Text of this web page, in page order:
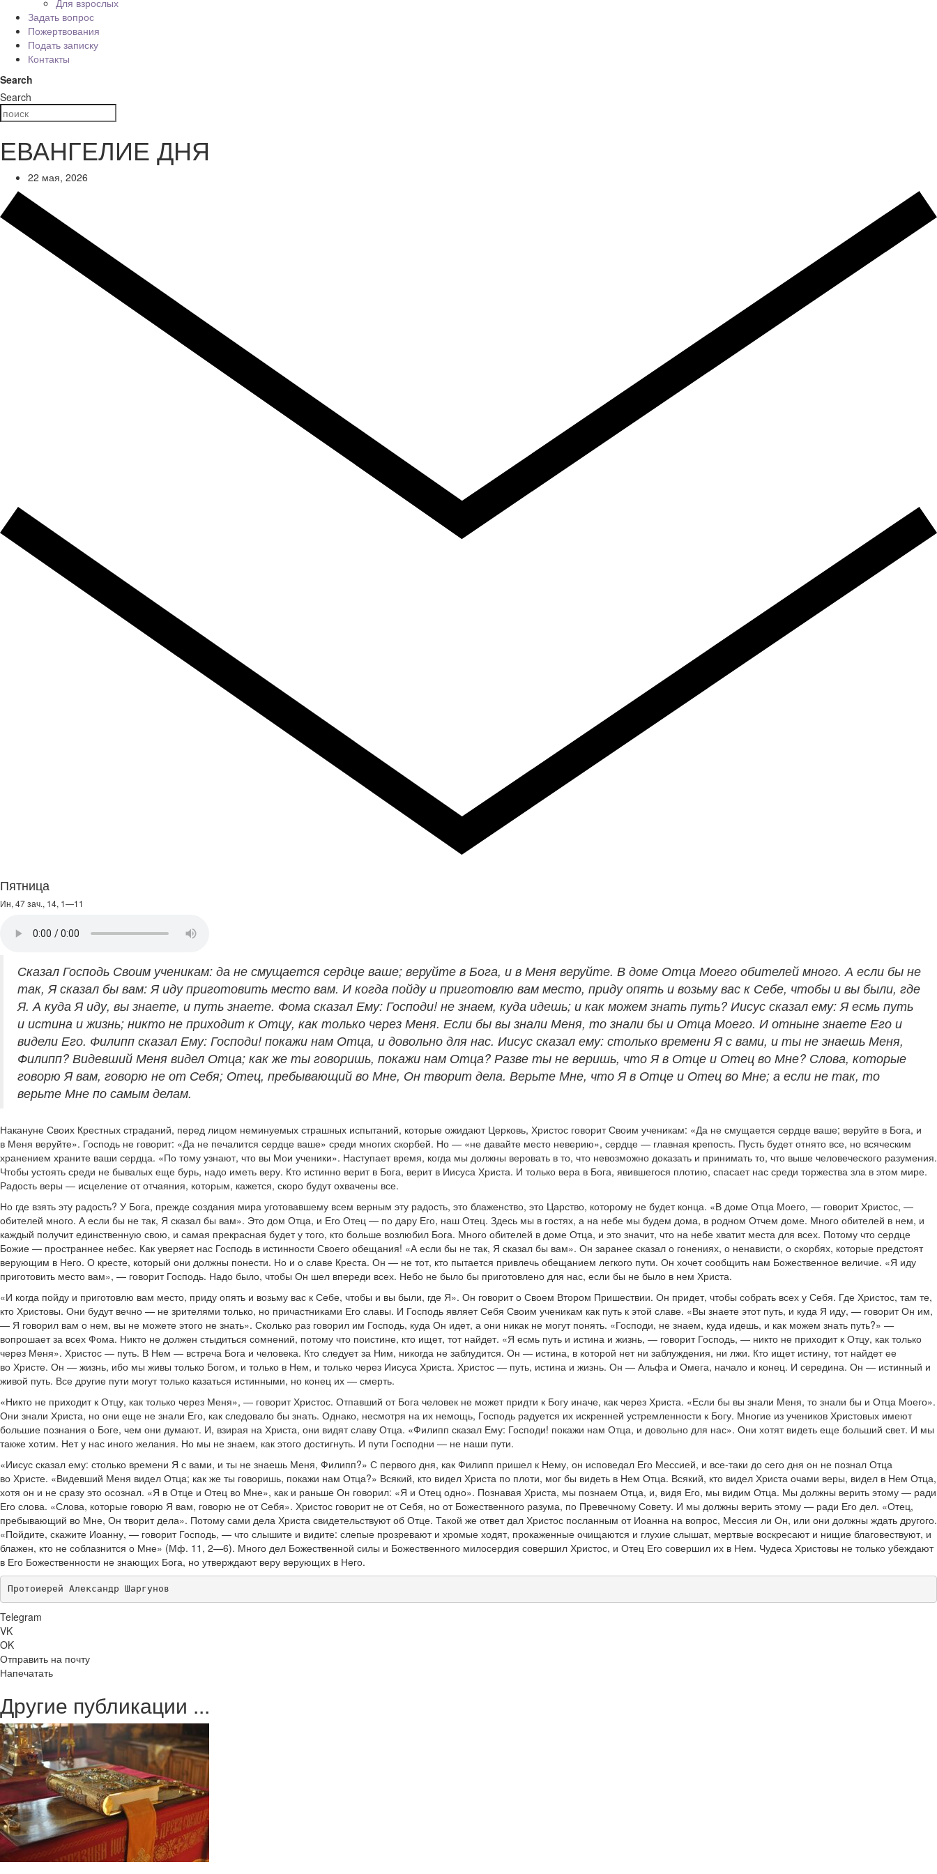
Для взрослых
Задать вопрос
Пожертвования
Подать записку
Контакты
Search
Search
ЕВАНГЕЛИЕ ДНЯ
22 мая, 2026
Пятница
Ин, 47 зач., 14, 1—11
Сказал Господь Своим ученикам: да не смущается сердце ваше; веруйте в Бога, и в Меня веруйте. В доме Отца Моего обителей много. А если бы не
так, Я сказал бы вам: Я иду приготовить место вам. И когда пойду и приготовлю вам место, приду опять и возьму вас к Себе, чтобы и вы были, где
Я. А куда Я иду, вы знаете, и путь знаете. Фома сказал Ему: Господи! не знаем, куда идешь; и как можем знать путь? Иисус сказал ему: Я есмь путь
и истина и жизнь; никто не приходит к Отцу, как только через Меня. Если бы вы знали Меня, то знали бы и Отца Моего. И отныне знаете Его и
видели Его. Филипп сказал Ему: Господи! покажи нам Отца, и довольно для нас. Иисус сказал ему: столько времени Я с вами, и ты не знаешь Меня,
Филипп? Видевший Меня видел Отца; как же ты говоришь, покажи нам Отца? Разве ты не веришь, что Я в Отце и Отец во Мне? Слова, которые
говорю Я вам, говорю не от Себя; Отец, пребывающий во Мне, Он творит дела. Верьте Мне, что Я в Отце и Отец во Мне; а если не так, то
верьте Мне по самым делам.
Накануне Своих Крестных страданий, перед лицом неминуемых страшных испытаний, которые ожидают Церковь, Христос говорит Своим ученикам: «Да не смущается сердце ваше; веруйте в Бога, и
в Меня веруйте». Господь не говорит: «Да не печалится сердце ваше» среди многих скорбей. Но — «не давайте место неверию», сердце — главная крепость. Пусть будет отнято все, но всяческим
хранением храните ваши сердца. «По тому узнают, что вы Мои ученики». Наступает время, когда мы должны веровать в то, что невозможно доказать и принимать то, что выше человеческого разумения.
Чтобы устоять среди не бывалых еще бурь, надо иметь веру. Кто истинно верит в Бога, верит в Иисуса Христа. И только вера в Бога, явившегося плотию, спасает нас среди торжества зла в этом мире.
Радость веры — исцеление от отчаяния, которым, кажется, скоро будут охвачены все.
Но где взять эту радость? У Бога, прежде создания мира уготовавшему всем верным эту радость, это блаженство, это Царство, которому не будет конца. «В доме Отца Моего, — говорит Христос, —
обителей много. А если бы не так, Я сказал бы вам». Это дом Отца, и Его Отец — по дару Его, наш Отец. Здесь мы в гостях, а на небе мы будем дома, в родном Отчем доме. Много обителей в нем, и
каждый получит единственную свою, и самая прекрасная будет у того, кто больше возлюбил Бога. Много обителей в доме Отца, и это значит, что на небе хватит места для всех. Потому что сердце
Божие — пространнее небес. Как уверяет нас Господь в истинности Своего обещания! «А если бы не так, Я сказал бы вам». Он заранее сказал о гонениях, о ненависти, о скорбях, которые предстоят
верующим в Него. О кресте, который они должны понести. Но и о славе Креста. Он — не тот, кто пытается привлечь обещанием легкого пути. Он хочет сообщить нам Божественное величие. «Я иду
приготовить место вам», — говорит Господь. Надо было, чтобы Он шел впереди всех. Небо не было бы приготовлено для нас, если бы не было в нем Христа.
«И когда пойду и приготовлю вам место, приду опять и возьму вас к Себе, чтобы и вы были, где Я». Он говорит о Своем Втором Пришествии. Он придет, чтобы собрать всех у Себя. Где Христос, там те,
кто Христовы. Они будут вечно — не зрителями только, но причастниками Его славы. И Господь являет Себя Своим ученикам как путь к этой славе. «Вы знаете этот путь, и куда Я иду, — говорит Он им,
— Я говорил вам о нем, вы не можете этого не знать». Сколько раз говорил им Господь, куда Он идет, а они никак не могут понять. «Господи, не знаем, куда идешь, и как можем знать путь?» —
вопрошает за всех Фома. Никто не должен стыдиться сомнений, потому что поистине, кто ищет, тот найдет. «Я есмь путь и истина и жизнь, — говорит Господь, — никто не приходит к Отцу, как только
через Меня». Христос — путь. В Нем — встреча Бога и человека. Кто следует за Ним, никогда не заблудится. Он — истина, в которой нет ни заблуждения, ни лжи. Кто ищет истину, тот найдет ее
во Христе. Он — жизнь, ибо мы живы только Богом, и только в Нем, и только через Иисуса Христа. Христос — путь, истина и жизнь. Он — Альфа и Омега, начало и конец. И середина. Он — истинный и
живой путь. Все другие пути могут только казаться истинными, но конец их — смерть.
«Никто не приходит к Отцу, как только через Меня», — говорит Христос. Отпавший от Бога человек не может придти к Богу иначе, как через Христа. «Если бы вы знали Меня, то знали бы и Отца Моего».
Они знали Христа, но они еще не знали Его, как следовало бы знать. Однако, несмотря на их немощь, Господь радуется их искренней устремленности к Богу. Многие из учеников Христовых имеют
большие познания о Боге, чем они думают. И, взирая на Христа, они видят славу Отца. «Филипп сказал Ему: Господи! покажи нам Отца, и довольно для нас». Они хотят видеть еще больший свет. И мы
также хотим. Нет у нас иного желания. Но мы не знаем, как этого достигнуть. И пути Господни — не наши пути.
«Иисус сказал ему: столько времени Я с вами, и ты не знаешь Меня, Филипп?» С первого дня, как Филипп пришел к Нему, он исповедал Его Мессией, и все-таки до сего дня он не познал Отца
во Христе. «Видевший Меня видел Отца; как же ты говоришь, покажи нам Отца?» Всякий, кто видел Христа по плоти, мог бы видеть в Нем Отца. Всякий, кто видел Христа очами веры, видел в Нем Отца,
хотя он и не сразу это осознал. «Я в Отце и Отец во Мне», как и раньше Он говорил: «Я и Отец одно». Познавая Христа, мы познаем Отца, и, видя Его, мы видим Отца. Мы должны верить этому — ради
Его слова. «Слова, которые говорю Я вам, говорю не от Себя». Христос говорит не от Себя, но от Божественного разума, по Превечному Совету. И мы должны верить этому — ради Его дел. «Отец,
пребывающий во Мне, Он творит дела». Потому сами дела Христа свидетельствуют об Отце. Такой же ответ дал Христос посланным от Иоанна на вопрос, Мессия ли Он, или они должны ждать другого.
«Пойдите, скажите Иоанну, — говорит Господь, — что слышите и видите: слепые прозревают и хромые ходят, прокаженные очищаются и глухие слышат, мертвые воскресают и нищие благовествуют, и
блажен, кто не соблазнится о Мне» (Мф. 11, 2—6). Много дел Божественной силы и Божественного милосердия совершил Христос, и Отец Его совершил их в Нем. Чудеса Христовы не только убеждают
в Его Божественности не знающих Бога, но утверждают веру верующих в Него.
Протоиерей Александр Шаргунов
Telegram
VK
OK
Отправить на почту
Напечатать
Другие публикации ...